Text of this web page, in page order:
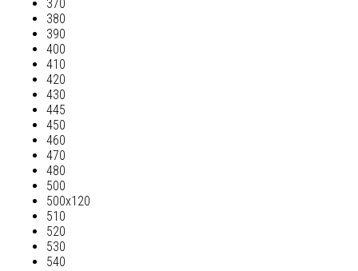
370
380
390
400
410
420
430
445
450
460
470
480
500
500х120
510
520
530
540